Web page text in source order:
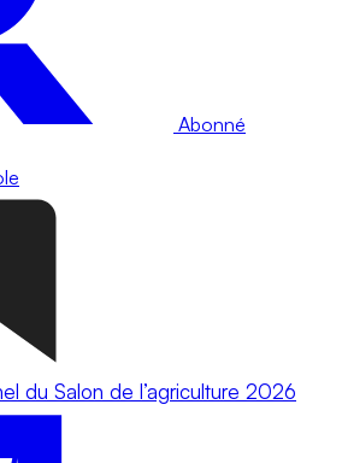
Abonné
du Salon de l’agriculture 2026